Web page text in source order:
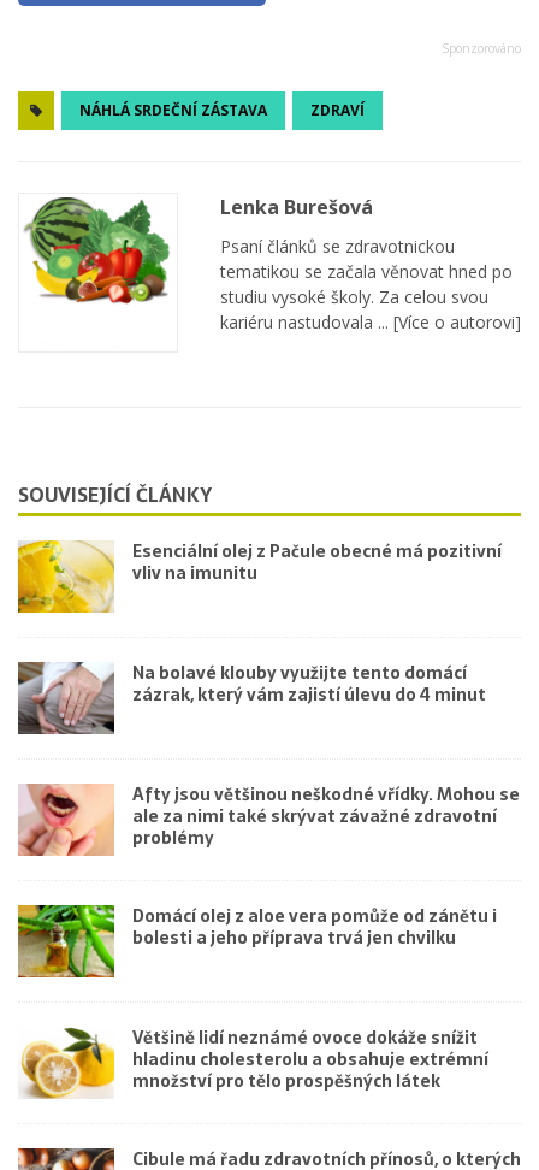
NÁHLÁ SRDEČNÍ ZÁSTAVA ZDRAVÍ
Lenka Burešová
Psaní článků se zdravotnickou
tematikou se začala věnovat hned po
studiu vysoké školy. Za celou svou
kariéru nastudovala ... [Více o autorovi]
SOUVISEJÍCÍ ČLÁNKY
Esenciální olej z Pačule obecné má pozitivní
vliv na imunitu
Na bolavé klouby využijte tento domácí
zázrak, který vám zajistí úlevu do 4 minut
Afty jsou většinou neškodné vřídky. Mohou se
ale za nimi také skrývat závažné zdravotní
problémy
Domácí olej z aloe vera pomůže od zánětu i
bolesti a jeho příprava trvá jen chvilku
Většině lidí neznámé ovoce dokáže snížit
hladinu cholesterolu a obsahuje extrémní
množství pro tělo prospěšných látek
Cibule má řadu zdravotních přínosů, o kterých